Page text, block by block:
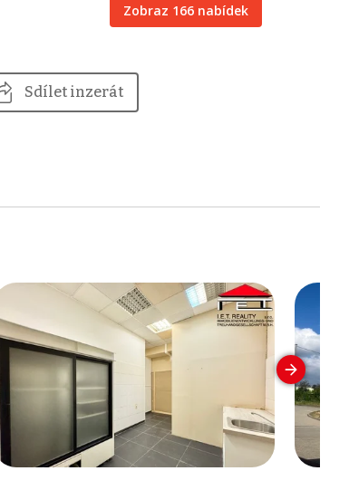
Zobraz 166 nabídek
Sdílet inzerát